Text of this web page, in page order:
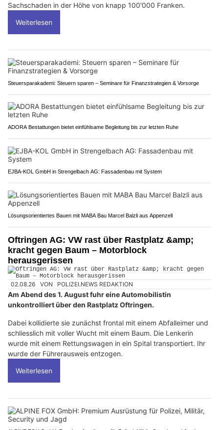
Sachschaden in der Höhe von knapp 100'000 Franken.
Weiterlesen
Steuersparakademi: Steuern sparen – Seminare für Finanzstrategien & Vorsorge
ADORA Bestattungen bietet einfühlsame Begleitung bis zur letzten Ruhe
EJBA-KOL GmbH in Strengelbach AG: Fassadenbau mit System
Lösungsorientiertes Bauen mit MABA Bau Marcel Balzli aus Appenzell
Oftringen AG: VW rast über Rastplatz &amp;
kracht gegen Baum – Motorblock
herausgerissen
02.08.26 VON POLIZEI.NEWS REDAKTION
Am Abend des 1. August fuhr eine Automobilistin
unkontrolliert über den Rastplatz Oftringen.
Dabei kollidierte sie zunächst frontal mit einem Abfalleimer und
schliesslich mit voller Wucht mit einem Baum. Die Lenkerin
wurde mit einem Rettungswagen in ein Spital transportiert. Ihr
wurde der Führerausweis entzogen.
Weiterlesen